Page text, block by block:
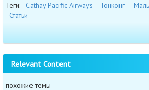
Теги: Cathay Pacific Airways Гонконг
Статьи
Relevant Content
похожие темы